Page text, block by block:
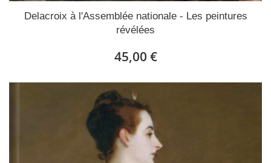
Delacroix à l'Assemblée nationale - Les peintures
révélées
45,00 €